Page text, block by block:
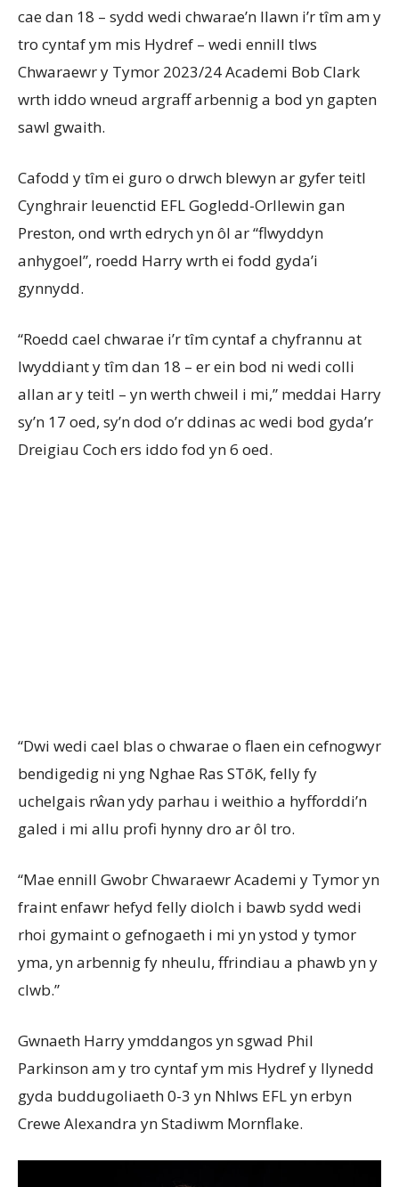
caedan 18 – sydd wedi chwarae’n llawn i’rtîmam y
tro cyntafym mis Hydref – wedi ennill tlws
Chwaraewry Tymor 2023/24Academi Bob Clark
wrth iddo wneud argraffarbenniga bod yn gapten
sawl gwaith.
Cafodd ytîmei guro o drwch blewynar gyferteitl
Cynghrair Ieuenctid EFLGogledd-Orllewin gan
Preston, ond wrthedrychynôl ar“flwyddyn
anhygoel”, roedd Harrywrthei fodd gyda’i
gynnydd.
“Roedd cael chwarae i’rtîmcyntafa chyfrannu at
lwyddiantytîmdan 18 – erein bod ni wedi colli
allanaryteitl – ynwerthchweil i mi,” meddai Harry
sy’n 17 oed, sy’ndod o’rddinas acwedi bod gyda’r
Dreigiau Cochers iddo fod yn6 oed.
“Dwi wedi cael blas o chwaraeo flaeneincefnogwyr
bendigedig ni yng Nghae Ras STōK, fellyfy
uchelgais rŵanydy parhau i weithio a hyfforddi’n
galed i mi allu profi hynnydro arôl tro.
“Maeennill GwobrChwaraewrAcademi y Tymoryn
fraintenfawr hefyd fellydiolch i bawb sydd wedi
rhoi gymainto gefnogaeth i mi ynystod ytymor
yma, ynarbennigfy nheulu, ffrindiau a phawb yny
clwb.”
Gwnaeth Harryymddangos ynsgwad Phil
Parkinson am ytro cyntafym mis Hydref y llynedd
gyda buddugoliaeth0-3 yn Nhlws EFLynerbyn
Crewe Alexandra ynStadiwm Mornflake.